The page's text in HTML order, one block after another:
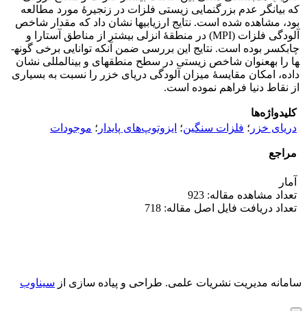
که بیانگر عدم بزرگنمایی زیستی فلزات در زنجیرۀ مورد مطالعه
بود، مشاهده شده است. نتایج ارزیابی­ها نشان داد که مقدار شاخص
آلودگی فلزات (MPI) در منطقۀ انزلی بیشتر از مناطق آستارا و
چابکسر بوده است. نتایج این بررسی ضمن آنکه توانایی برخی گونه­
ها را به­عنوان شاخص زیستی در سطح منطقه­ای و بین­المللی نشان
داده، امکان مقایسۀ میزان آلودگی دریای خزر را نسبت به بسیاری
از نقاط دنیا فراهم نموده است.
کلیدواژه‌ها
دریای خزر ؛ فلزات سنگین؛ ایزوتوپ‌های پایدار ؛ موجودات
مراجع
آمار
تعداد مشاهده مقاله: 923
تعداد دریافت فایل اصل مقاله: 718
سامانه مدیریت نشریات علمی. طراحی و پیاده سازی از سیناوب